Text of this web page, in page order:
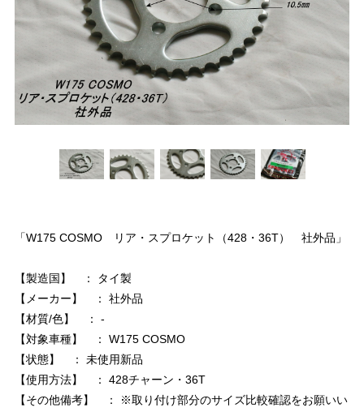
「W175 COSMO リア・スプロケット（428・36T） 社外品」
【製造国】 ： タイ製
【メーカー】 ： 社外品
【材質/色】 ： -
【対象車種】 ： W175 COSMO
【状態】 ： 未使用新品
【使用方法】 ： 428チャーン・36T
【その他備考】 ： ※取り付け部分のサイズ比較確認をお願いい